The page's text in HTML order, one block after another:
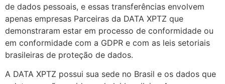
de dados pessoais, e essas transferências envolvem
apenas empresas Parceiras da DATA XPTZ que
demonstraram estar em processo de conformidade ou
em conformidade com a GDPR e com as leis setoriais
brasileiras de proteção de dados.
A DATA XPTZ possui sua sede no Brasil e os dados que